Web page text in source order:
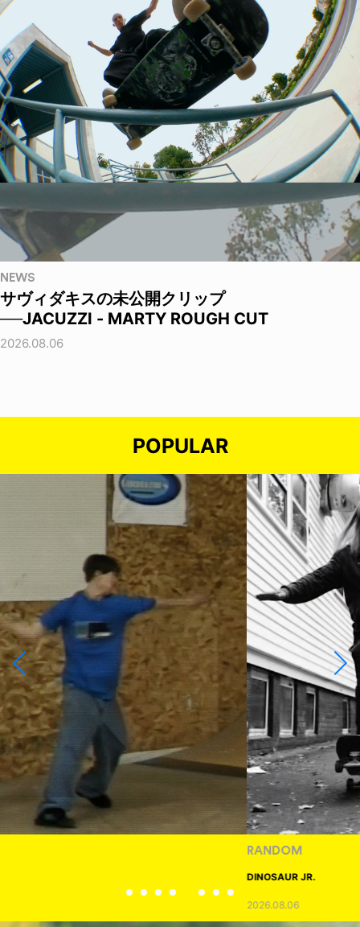
NEWS
サヴィダキスの未公開クリップ
──JACUZZI - MARTY ROUGH CUT
2026.08.06
POPULAR